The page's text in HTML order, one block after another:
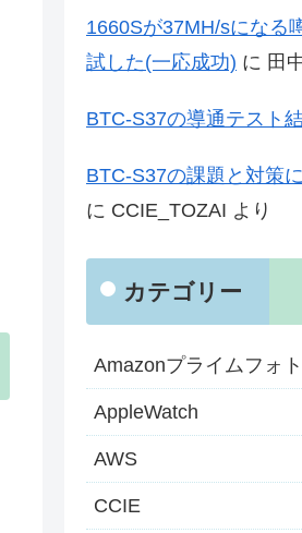
1660Sが37MH/sになる
試した(一応成功) に 田
BTC-S37の導通テスト
BTC-S37の課題と対策
に CCIE_TOZAI より
カテゴリー
Amazonプライムフォト
AppleWatch
AWS
CCIE